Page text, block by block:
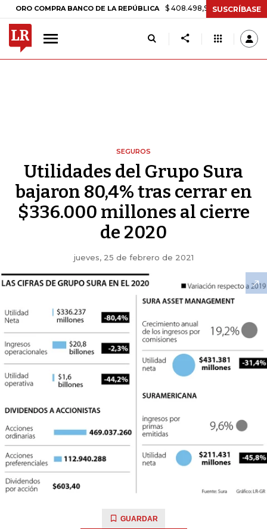
COMPRA BANCO DE LA REPÚBLICA $ 408.498,97 +$ 8.753,81 +2,19%
SUSCRÍBASE
SEGUROS
Utilidades del Grupo Sura
bajaron 80,4% tras cerrar en
$336.000 millones al cierre
de 2020
jueves, 25 de febrero de 2021
GUARDAR